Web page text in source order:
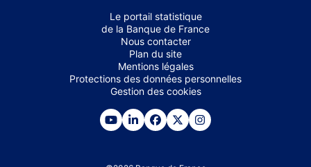
Le portail statistique
de la Banque de France
Nous contacter
Plan du site
Mentions légales
Protections des données personnelles
Gestion des cookies